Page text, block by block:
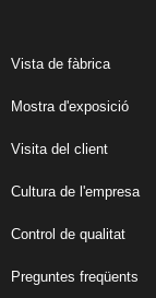
Vista de fàbrica
Mostra d'exposició
Visita del client
Cultura de l'empresa
Control de qualitat
Preguntes freqüents